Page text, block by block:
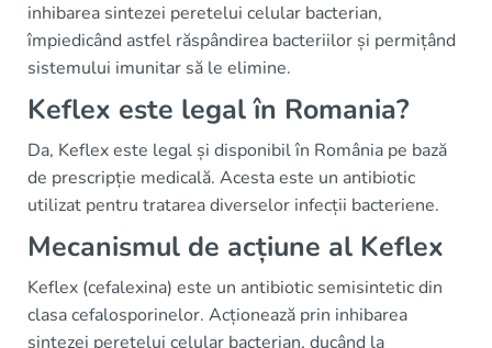
inhibarea sintezei peretelui celular bacterian,
împiedicând astfel răspândirea bacteriilor și permițând
sistemului imunitar să le elimine.
Keflex este legal în Romania?
Da, Keflex este legal și disponibil în România pe bază
de prescripție medicală. Acesta este un antibiotic
utilizat pentru tratarea diverselor infecții bacteriene.
Mecanismul de acțiune al Keflex
Keflex (cefalexina) este un antibiotic semisintetic din
clasa cefalosporinelor. Acționează prin inhibarea
sintezei peretelui celular bacterian, ducând la